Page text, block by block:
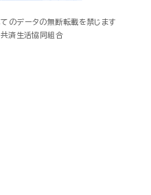
のデータの無断転載を禁じます
済生活協同組合